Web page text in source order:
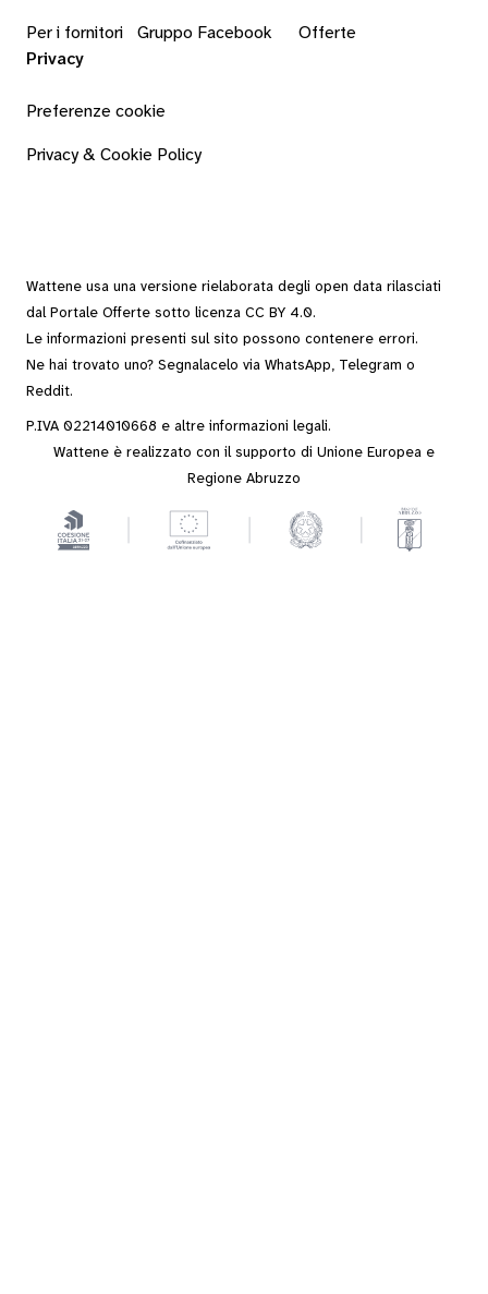
Per i fornitori Gruppo Facebook
Offerte
Privacy
Preferenze cookie
Privacy & Cookie Policy
Wattene usa una versione rielaborata degli open data rilasciati
dal Portale Offerte sotto licenza CC BY 4.0.
Le informazioni presenti sul sito possono contenere errori.
Ne hai trovato uno? Segnalacelo via WhatsApp, Telegram o
Reddit.
P.IVA 02214010668 e altre informazioni legali.
Wattene è realizzato con il supporto di Unione Europea e
Regione Abruzzo